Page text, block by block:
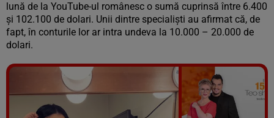
lună de la YouTube-ul românesc o sumă cuprinsă între 6.400
și 102.100 de dolari. Unii dintre specialiști au afirmat că, de
fapt, în conturile lor ar intra undeva la 10.000 – 20.000 de
dolari.